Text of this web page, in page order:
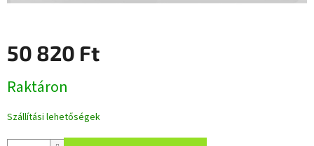
50 820 Ft
Raktáron
Szállítási lehetőségek